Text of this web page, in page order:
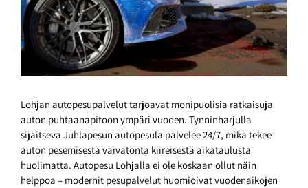
Lohjan autopesupalvelut tarjoavat monipuolisia ratkaisuja
auton puhtaanapitoon ympäri vuoden. Tynninharjulla
sijaitseva Juhlapesun autopesula palvelee 24/7, mikä tekee
auton pesemisestä vaivatonta kiireisestä aikataulusta
huolimatta. Autopesu Lohjalla ei ole koskaan ollut näin
helppoa – modernit pesupalvelut huomioivat vuodenaikojen